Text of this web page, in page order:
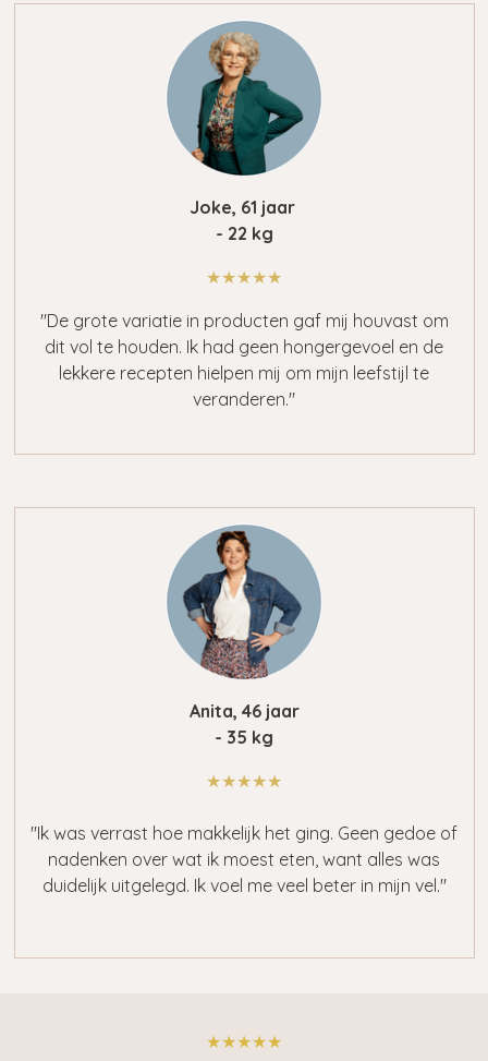
Joke, 61 jaar
- 22 kg
★★★★★
"De grote variatie in producten gaf mij houvast om
dit vol te houden. Ik had geen hongergevoel en de
lekkere recepten hielpen mij om mijn leefstijl te
veranderen."
Anita, 46 jaar
- 35 kg
★★★★★
"Ik was verrast hoe makkelijk het ging. Geen gedoe of
nadenken over wat ik moest eten, want alles was
duidelijk uitgelegd. Ik voel me veel beter in mijn vel."
★★★★★